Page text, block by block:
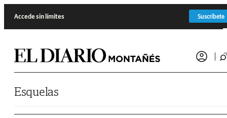
Accede sin límites Suscríbete
Esquelas